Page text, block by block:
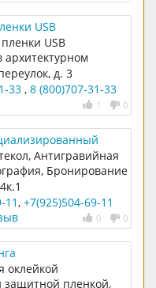
USB
USB
архитектурном
для
зданий, балконов,
садов, офи
д. 3
33 , 8 (800)707-31-33
1 0
Антигравийная
Бронирование
11 , +7(925)504-69-11
0 0
оклейкой
защитной пленкой,